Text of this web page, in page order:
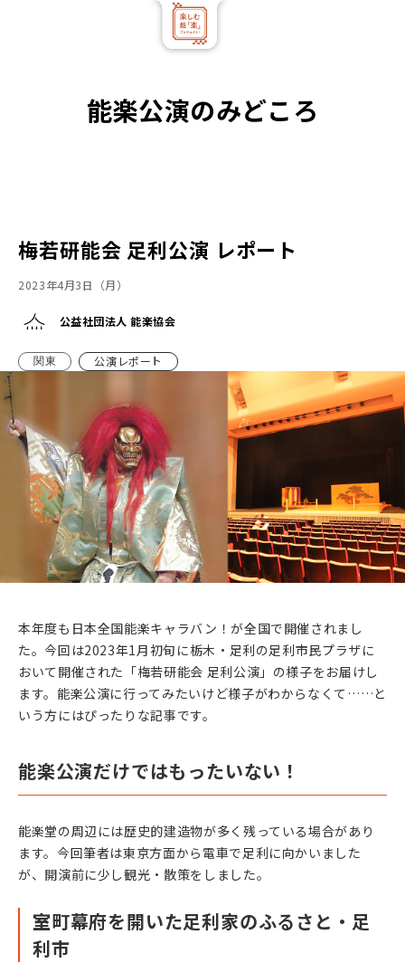
沖縄 2025年12月27日(土)
沖縄 2026年1月14日(水)
沖縄県 首里城 能楽特別公演 第二日
九州 2025年9月6日(土)
大分県 平和市民公園 能楽公演
近畿 2025年10月2日(木)
奈良県 談山神社 能楽公演
大阪府 万博記念公園 能楽特別公演 第一日
近畿 2025年10月11日(土)
大阪府 万博記念公園 能楽特別公演 第二日
2025年10月26日(日)
宮崎県 メディキット県民文化センター 能楽公演
九州 2025年11月11日(火)
熊本城 能楽特別公演 第一日
熊本城 能楽特別公演 第二日
能楽公演のみどころ
梅若研能会 足利公演 レポート
2023年4月3日（月）
公益社団法人 能楽協会
関東 公演レポート
本年度も日本全国能楽キャラバン！が全国で開催されまし
た。今回は2023年1月初旬に栃木・足利の足利市民プラザに
おいて開催された「梅若研能会 足利公演」の様子をお届けし
ます。能楽公演に行ってみたいけど様子がわからなくて……と
いう方にはぴったりな記事です。
能楽公演だけではもったいない！
能楽堂の周辺には歴史的建造物が多く残っている場合があり
ます。今回筆者は東京方面から電車で足利に向かいました
が、開演前に少し観光・散策をしました。
室町幕府を開いた足利家のふるさと・足
利市